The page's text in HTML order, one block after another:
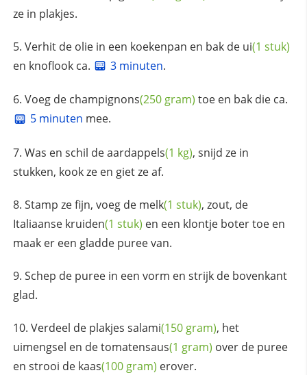
ze in plakjes.
Verhit de olie in een koekenpan en bak de ui(1 stuk)
en knoflook ca.
3 minuten.
Voeg de champignons(250 gram) toe en bak die ca.
5 minuten mee.
Was en schil deaardappels(1 kg), snijd ze in
stukken, kook ze en giet ze af.
Stamp ze fijn, voeg de melk(1 stuk), zout, de
Italiaanse kruiden(1 stuk) en een klontje boter toe en
maak er een gladde puree van.
Schep de puree in een vorm en strijk de bovenkant
glad.
Verdeel de plakjes salami(150 gram), het
uimengsel en detomatensaus(1 gram) over de puree
en strooi de kaas(100 gram) erover.